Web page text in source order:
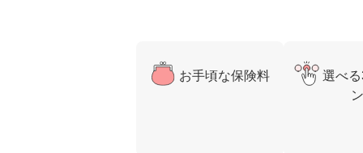
お手頃な保険料
選べ
ン